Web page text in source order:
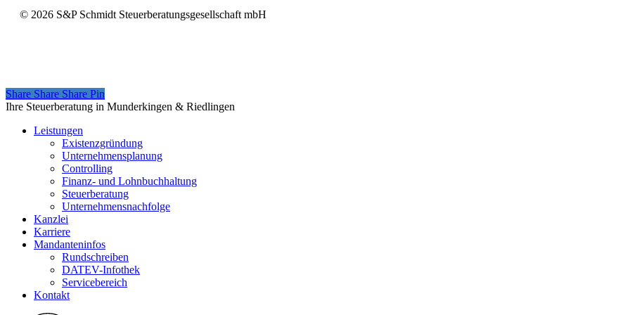
© 2026 S&P Schmidt Steuerberatungsgesellschaft mbH
Share
Share Share Share Pin
Close
Ihre Steuerberatung in Munderkingen & Riedlingen
Leistungen
Existenzgründung
Unternehmensplanung
Controlling
Finanz- und Lohnbuchhaltung
Steuerberatung
Unternehmensnachfolge
Kanzlei
Karriere
Mandanteninfos
Rundschreiben
DATEV-Infothek
Servicebereich
Kontakt